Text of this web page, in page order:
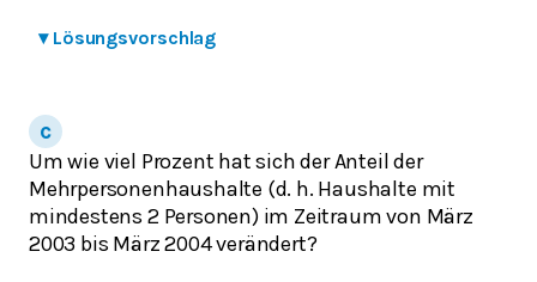
▾ Lösungsvorschlag
Um wie viel Prozent hat sich der Anteil der
Mehrpersonenhaushalte (d. h. Haushalte mit
mindestens 2 Personen) im Zeitraum von März
2003 bis März 2004 verändert?